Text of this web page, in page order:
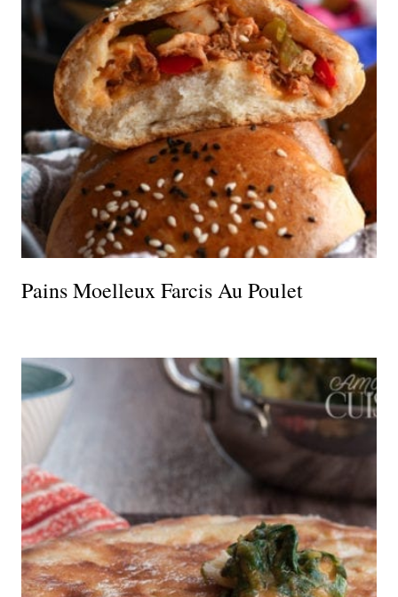
Pains Moelleux Farcis Au Poulet